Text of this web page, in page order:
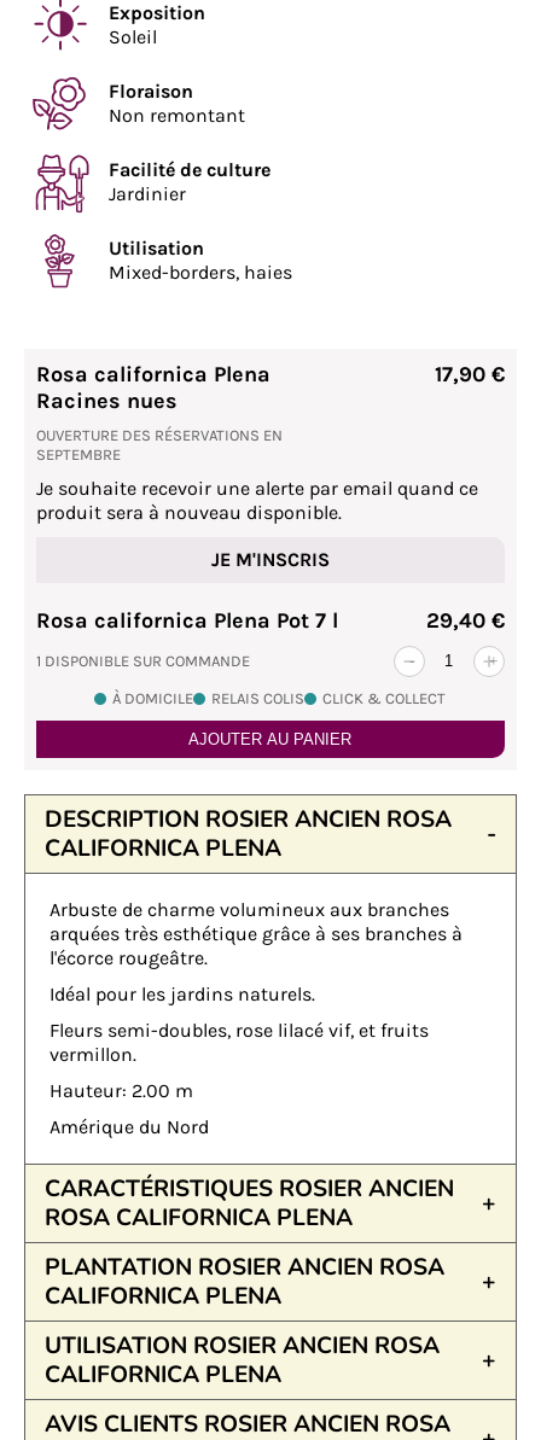
Exposition
Soleil
Floraison
Non remontant
Facilité de culture
Jardinier
Utilisation
Mixed-borders, haies
Rosa californica Plena
Racines nues
OUVERTURE DES RÉSERVATIONS EN
SEPTEMBRE
17,90 €
Je souhaite recevoir une alerte par email quand ce
produit sera à nouveau disponible.
JE M'INSCRIS
Rosa californica Plena Pot 7 l
1 DISPONIBLE SUR COMMANDE - +
29,40 €
À DOMICILE RELAIS COLIS CLICK & COLLECT
AJOUTER AU PANIER
DESCRIPTION ROSIER ANCIEN ROSA
CALIFORNICA PLENA
Arbuste de charme volumineux aux branches
arquées très esthétique grâce à ses branches à
l'écorce rougeâtre.
Idéal pour les jardins naturels.
Fleurs semi-doubles, rose lilacé vif, et fruits
vermillon.
Hauteur: 2.00 m
Amérique du Nord
CARACTÉRISTIQUES ROSIER ANCIEN
ROSA CALIFORNICA PLENA
PLANTATION ROSIER ANCIEN ROSA
CALIFORNICA PLENA
UTILISATION ROSIER ANCIEN ROSA
CALIFORNICA PLENA
AVIS CLIENTS ROSIER ANCIEN ROSA